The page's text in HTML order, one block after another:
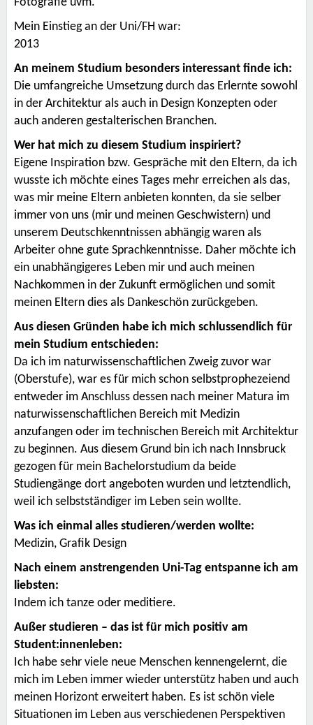
Mein Einstieg an der Uni/FH war:
2013
An meinem Studium besonders interessant finde ich:
Die umfangreiche Umsetzung durch das Erlernte sowohl
in der Architektur als auch in Design Konzepten oder
auch anderen gestalterischen Branchen.
Wer hat mich zu diesem Studium inspiriert?
Eigene Inspiration bzw. Gespräche mit den Eltern, da ich
wusste ich möchte eines Tages mehr erreichen als das,
was mir meine Eltern anbieten konnten, da sie selber
immer von uns (mir und meinen Geschwistern) und
unserem Deutschkenntnissen abhängig waren als
Arbeiter ohne gute Sprachkenntnisse. Daher möchte ich
ein unabhängigeres Leben mir und auch meinen
Nachkommen in der Zukunft ermöglichen und somit
meinen Eltern dies als Dankeschön zurückgeben.
Aus diesen Gründen habe ich mich schlussendlich für
mein Studium entschieden:
Da ich im naturwissenschaftlichen Zweig zuvor war
(Oberstufe), war es für mich schon selbstprophezeiend
entweder im Anschluss dessen nach meiner Matura im
naturwissenschaftlichen Bereich mit Medizin
anzufangen oder im technischen Bereich mit Architektur
zu beginnen. Aus diesem Grund bin ich nach Innsbruck
gezogen für mein Bachelorstudium da beide
Studiengänge dort angeboten wurden und letztendlich,
weil ich selbstständiger im Leben sein wollte.
Was ich einmal alles studieren/werden wollte:
Medizin, Grafik Design
Nach einem anstrengenden Uni-Tag entspanne ich am
liebsten:
Indem ich tanze oder meditiere.
Außer studieren – das ist für mich positiv am
Student:innenleben:
Ich habe sehr viele neue Menschen kennengelernt, die
mich im Leben immer wieder unterstütz haben und auch
meinen Horizont erweitert haben. Es ist schön viele
Situationen im Leben aus verschiedenen Perspektiven